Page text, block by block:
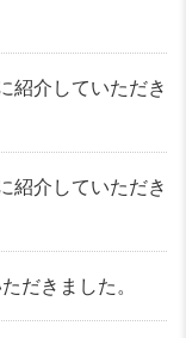
紹介していただき
紹介していただき
だきました。